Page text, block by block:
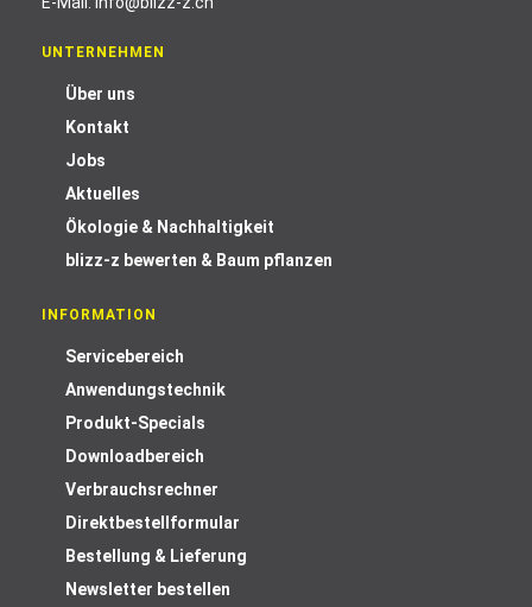
UNTERNEHMEN
Über uns
Kontakt
Jobs
Aktuelles
Ökologie & Nachhaltigkeit
blizz-z bewerten & Baum pflanzen
INFORMATION
Servicebereich
Anwendungstechnik
Produkt-Specials
Downloadbereich
Verbrauchsrechner
Direktbestellformular
Bestellung & Lieferung
Newsletter bestellen